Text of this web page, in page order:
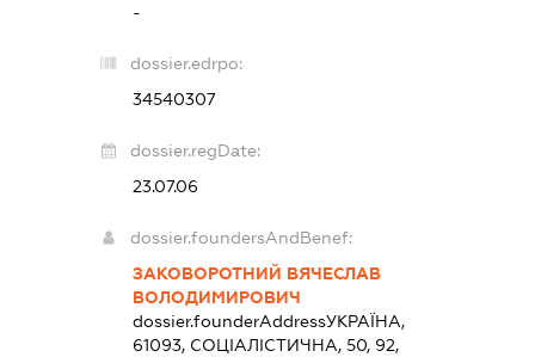
-
dossier.edrpo:
34540307
dossier.regDate:
23.07.06
dossier.foundersAndBenef:
ЗАКОВОРОТНИЙ ВЯЧЕСЛАВ
ВОЛОДИМИРОВИЧ
dossier.founderAddressУКРАЇНА,
61093, СОЦІАЛІСТИЧНА, 50, 92,